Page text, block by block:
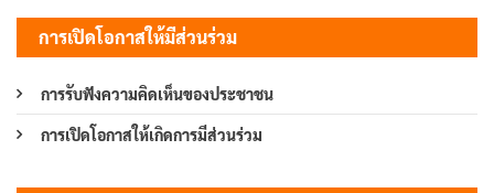
การเปิดโอกาสให้มีส่วนร่วม
การรับฟังความคิดเห็นของประชาชน
การเปิดโอกาสให้เกิดการมีส่วนร่วม